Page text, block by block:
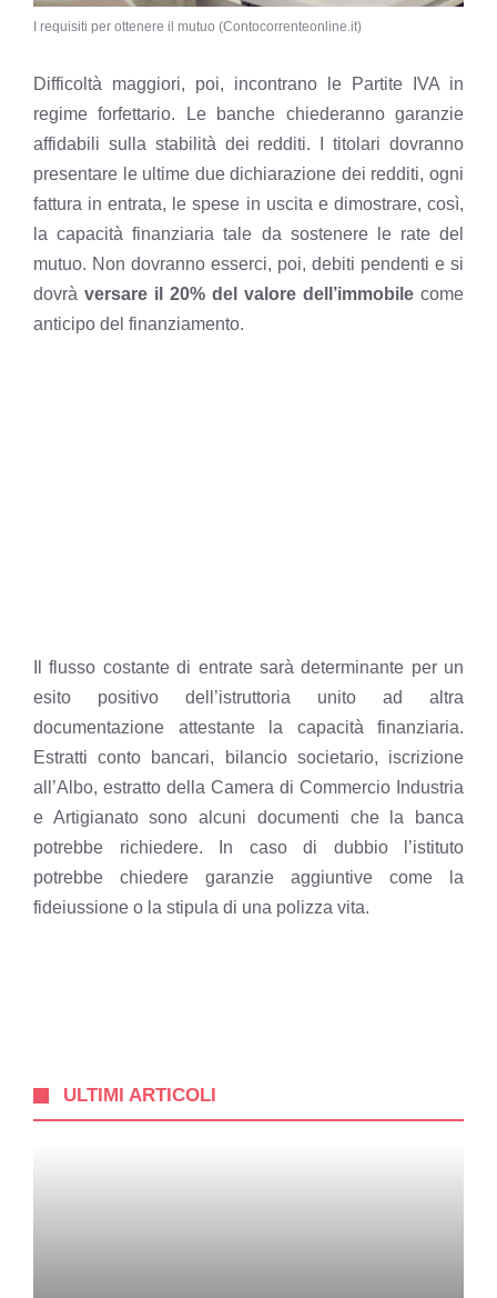
I requisiti per ottenere il mutuo (Contocorrenteonline.it)
Difficoltà maggiori, poi, incontrano le Partite IVA in
regime forfettario. Le banche chiederanno garanzie
affidabili sulla stabilità dei redditi. I titolari dovranno
presentare le ultime due dichiarazione dei redditi, ogni
fattura in entrata, le spese in uscita e dimostrare, così,
la capacità finanziaria tale da sostenere le rate del
mutuo. Non dovranno esserci, poi, debiti pendenti e si
dovrà versare il 20% del valore dell’immobile come
anticipo del finanziamento.
Il flusso costante di entrate sarà determinante per un
esito positivo dell’istruttoria unito ad altra
documentazione attestante la capacità finanziaria.
Estratti conto bancari, bilancio societario, iscrizione
all’Albo, estratto della Camera di Commercio Industria
e Artigianato sono alcuni documenti che la banca
potrebbe richiedere. In caso di dubbio l’istituto
potrebbe chiedere garanzie aggiuntive come la
fideiussione o la stipula di una polizza vita.
ULTIMI ARTICOLI